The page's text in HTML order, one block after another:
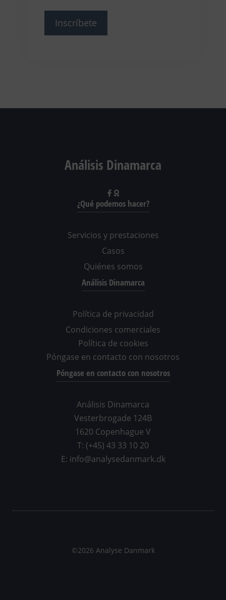
Análisis Dinamarca
¿Qué podemos hacer?
Servicios y prestaciones
Casos
Quiénes somos
Análisis Dinamarca
Política de privacidad
Condiciones comerciales
Política de cookies
Póngase en contacto con nosotros
Póngase en contacto con nosotros
Análisis Dinamarca
Vesterbrogade 124B
1620 Copenhague V
T: (+45) 43 33 10 20
E: info@analysedanmark.dk
©2026 Analyse Danmark